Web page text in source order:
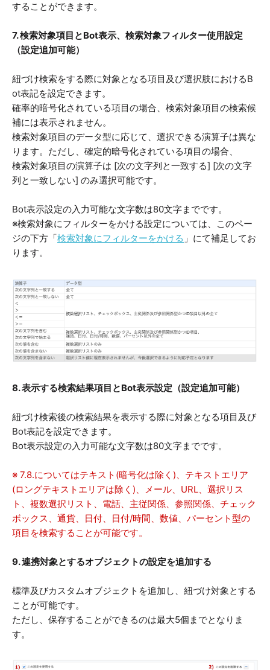
することができます。
7. 検索対象項目とBot表示、検索対象フィルター使用設定
（設定追加可能）
紐づけ検索をする際に対象となる項目及び選択肢におけるB
ot表記を設定できます。
確率的暗号化されている項目の場合、検索対象項目の検索候
補には表示されません。
検索対象項目のデータ型に応じて、選択できる演算子は異な
ります。ただし、確定的暗号化されている項目の場合、
検索対象項目の演算子は [次の文字列と一致する] [次の文字
列と一致しない] のみ選択可能です。
Bot表示設定の入力可能な文字数は80文字までです。
※検索対象にフィルターをかける設定については、
このペー
ジの下方「検索対象にフィルターをかける 」 にて補足してお
ります。
8. 表示する検索結果項目とBot表示設定（設定追加可能）
紐づけ検索後の検索結果を表示する際に対象となる項目及び
Bot表記を設定できます。
Bot表示設定の入力可能な文字数は80文字までです。
※ 7.8.についてはテキスト(暗号化は除く)、テキストエリア
(ロングテキストエリアは除く)、メール、URL、選択リス
ト、複数選択リスト、電話、主従関係、参照関係、チェック
ボックス、通貨、日付、日付/時間、数値、パーセント型の
項目を検索することが可能です。
9. 連携対象とするオブジェクトの設定を追加する
標準及びカスタムオブジェクトを追加し、紐づけ対象とする
ことが可能です。
ただし、保存することができるのは最大5個までとなりま
す。